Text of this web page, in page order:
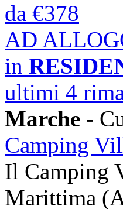
da €378
AD
in
ultimi 4
Marche -
Camping
Il Camping
Marittima